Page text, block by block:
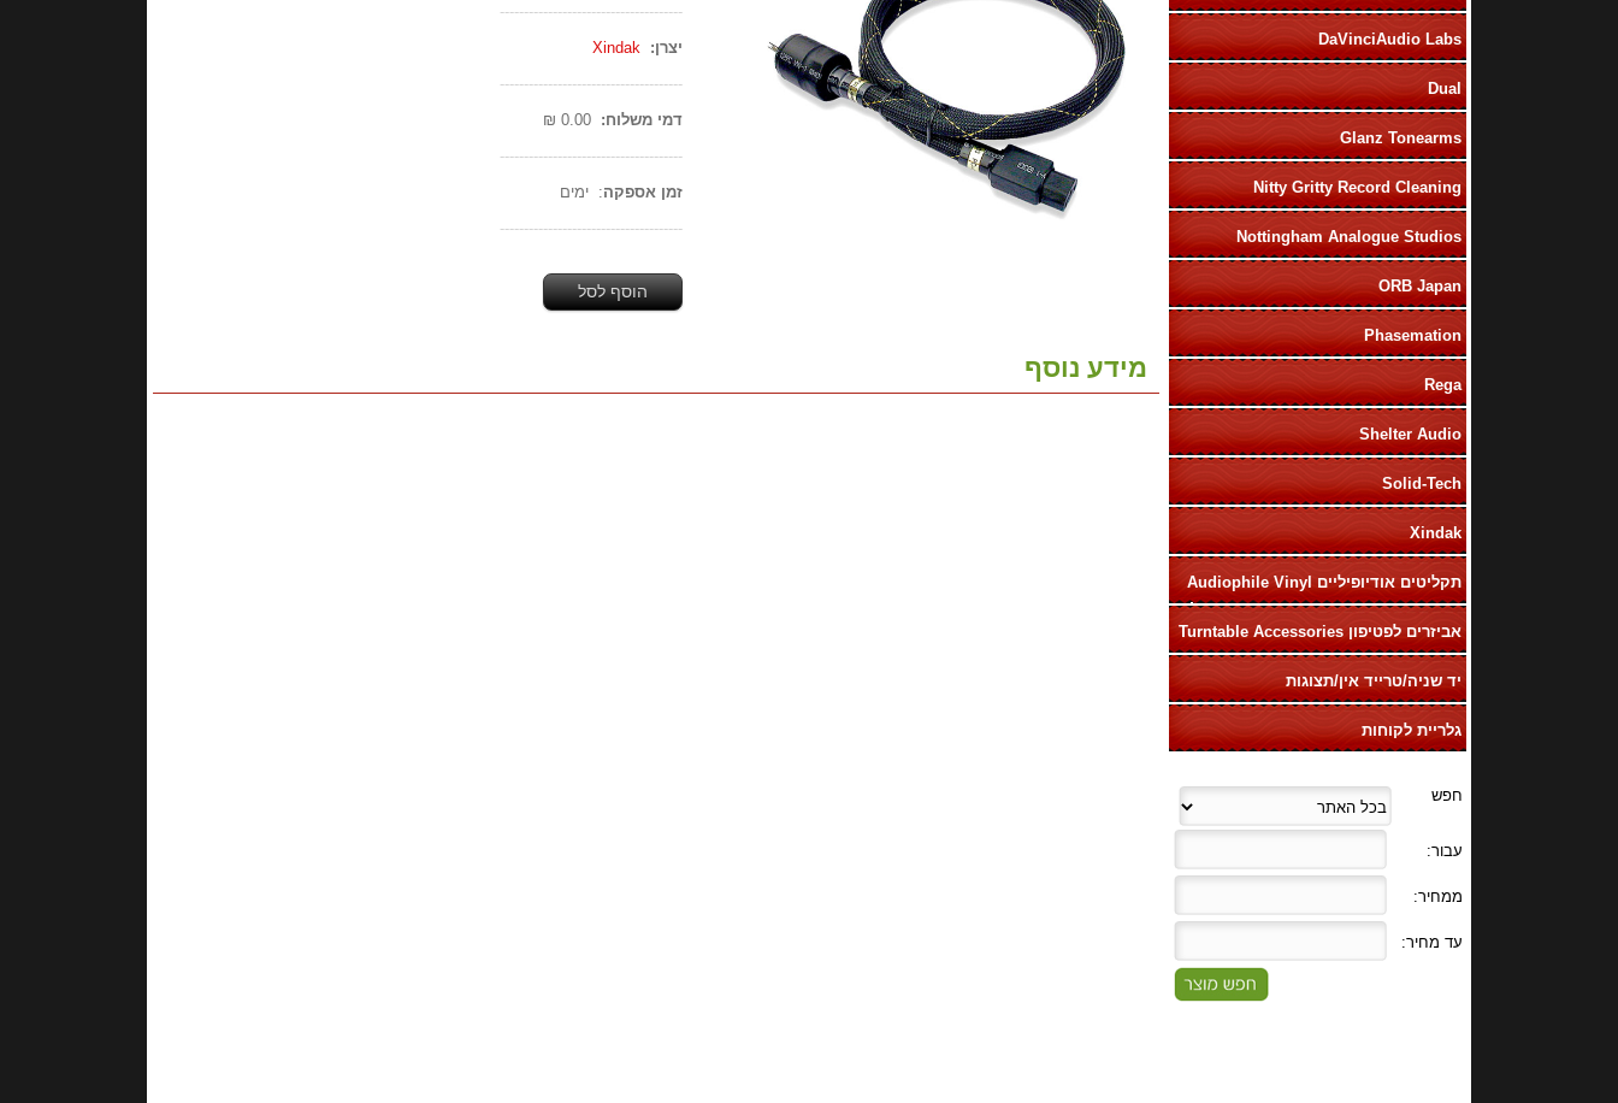
DaVinciAudio Labs
Dual
Glanz Tonearms
Nitty Gritty Record Cleaning
Nottingham Analogue Studios
ORB Japan
Phasemation
Rega
Shelter Audio
Solid-Tech
Xindak
תקליטים אודיופיליים Audiophile Vinyl
LP
אביזרים לפטיפון Turntable Accessories
יד שניה/טרייד אין/תצוגות
גלריית לקוחות
--------------------------------------
יצרן: Xindak
--------------------------------------
דמי משלוח:
--------------------------------------
זמן אספקה: ימים
--------------------------------------
הוסף לסל
מידע נוסף